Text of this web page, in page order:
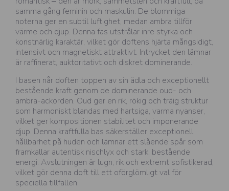
samma gång feminin och maskulin. De blommiga
noterna ger en subtil luftighet, medan ambra tillför
värme och djup. Denna fas utstrålar inre styrka och
konstnärlig karaktär, vilket gör doftens hjärta mångsidigt,
intensivt och magnetiskt attraktivt. Intrycket den lämnar
är raffinerat, auktoritativt och diskret dominerande.
I basen når doften toppen av sin ädla och exceptionellt
bestående kraft genom de dominerande oud- och
ambra-ackorden. Oud ger en rik, rökig och träig struktur
som harmoniskt blandas med hartsiga, varma nyanser,
vilket ger kompositionen stabilitet och imponerande
djup. Denna kraftfulla bas säkerställer exceptionell
hållbarhet på huden och lämnar ett slående spår som
framkallar autentisk nischlyx och stark, bestående
energi. Avslutningen är lugn, rik och extremt sofistikerad,
vilket gör denna doft till ett oförglömligt val för
speciella tillfällen.